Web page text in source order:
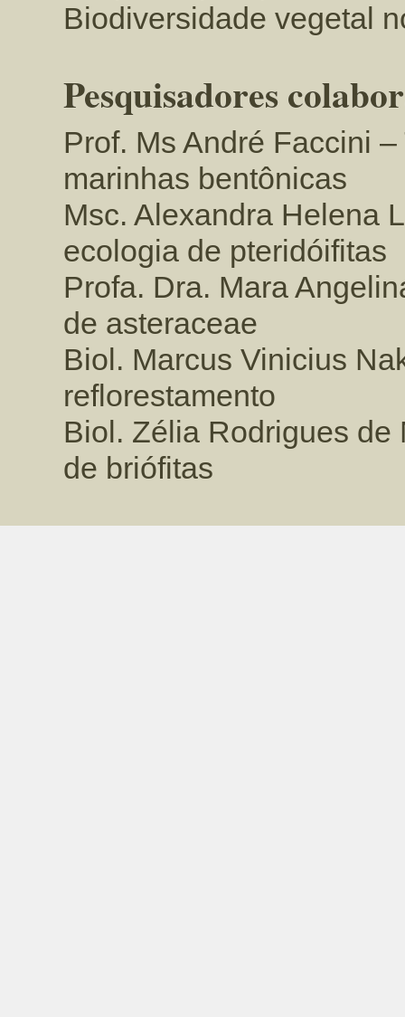
Biodiversidade vegetal
Pesquisadores
Prof. Ms André Faccini
marinhas bentônicas
Msc. Alexandra Helena
ecologia de pteridóifitas
Profa. Dra. Mara
de asteraceae
Biol. Marcus Vinicius
reflorestamento
Biol. Zélia Rodrigues de
de briófitas